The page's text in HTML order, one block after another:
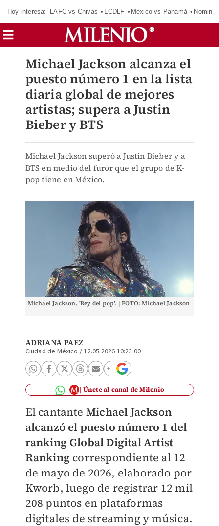
Hoy interesa: LAFC vs Chivas LCDLF México vs Panamá
Michael Jackson alcanza el
puesto número 1 en la lista
diaria global de mejores
artistas; supera a Justin
Bieber y BTS
Michael Jackson superó a Justin Bieber y a
BTS en medio del furor que el grupo de K-
pop tiene en México.
Michael Jackson, 'Rey del pop'. | FOTO: Michael Jackson
ADRIANA PAEZ
Ciudad de México /12.05.2026 10:23:00
Únete al canal de Milenio
El cantante Michael Jackson
alcanzó el puesto número 1 del
ranking Global Digital Artist
Ranking correspondiente al 12
de mayo de 2026, elaborado por
Kworb, luego de registrar 12 mil
208 puntos en plataformas
digitales de streaming y música.